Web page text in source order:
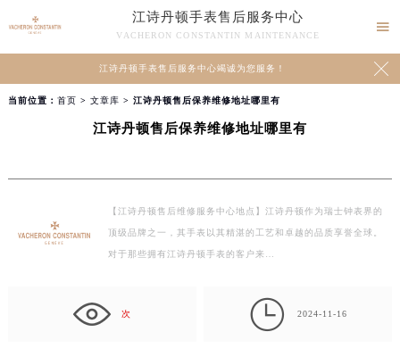
江诗丹顿手表售后服务中心
VACHERON CONSTANTIN MAINTENANCE

江诗丹顿手表售后服务中心竭诚为您服务！ 
当前位置： 首页 > 文章库 > 江诗丹顿售后保养维修地址哪里有
江诗丹顿售后保养维修地址哪里有
【江诗丹顿售后维修服务中心地点】江诗丹顿作为瑞士钟表界的
顶级品牌之一，其手表以其精湛的工艺和卓越的品质享誉全球。
对于那些拥有江诗丹顿手表的客户来…
次  2024-11-16